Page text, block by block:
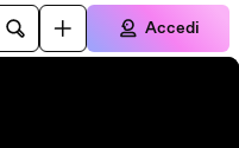
Accedi